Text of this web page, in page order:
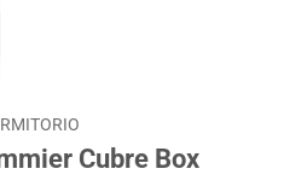
Cubre Box